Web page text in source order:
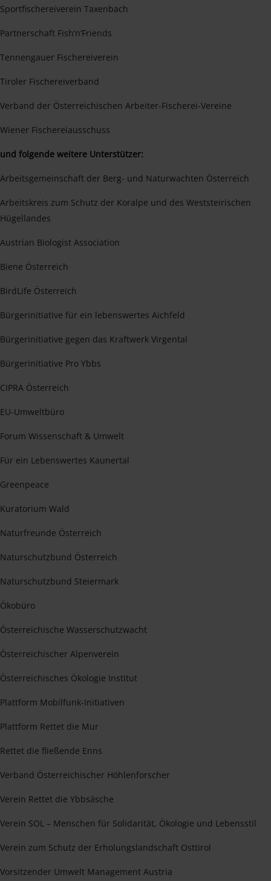
Sportfischereiverein Taxenbach
Partnerschaft Fish’n’Friends
Tennengauer Fischereiverein
Tiroler Fischereiverband
Verband der Österreichischen Arbeiter-Fischerei-Vereine
Wiener Fischereiausschuss
und folgende weitere Unterstützer:
Arbeitsgemeinschaft der Berg- und Naturwachten Österreich
Arbeitskreis zum Schutz der Koralpe und des Weststeirischen
Hügellandes
Austrian Biologist Association
Biene Österreich
BirdLife Österreich
Bürgerinitiative für ein lebenswertes Aichfeld
Bürgerinitiative gegen das Kraftwerk Virgental
Bürgerinitiative Pro Ybbs
CIPRA Österreich
EU-Umweltbüro
Forum Wissenschaft & Umwelt
Für ein Lebenswertes Kaunertal
Greenpeace
Kuratorium Wald
Naturfreunde Österreich
Naturschutzbund Österreich
Naturschutzbund Steiermark
Ökobüro
Österreichische Wasserschutzwacht
Österreichischer Alpenverein
Österreichisches Ökologie Institut
Plattform Mobilfunk-Initiativen
Plattform Rettet die Mur
Rettet die fließende Enns
Verband Österreichischer Höhlenforscher
Verein Rettet die Ybbsäsche
Verein SOL – Menschen für Solidarität, Ökologie und Lebensstil
Verein zum Schutz der Erholungslandschaft Osttirol
Vorsitzender Umwelt Management Austria